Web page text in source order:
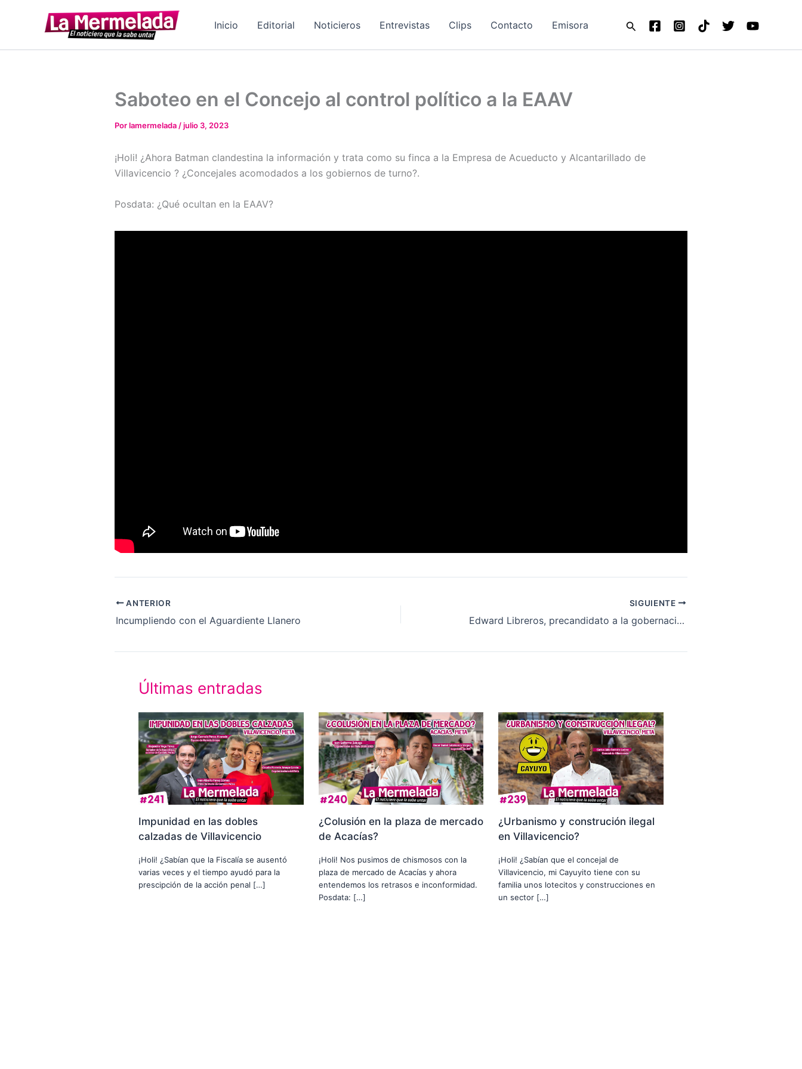
Inicio Editorial Noticieros Entrevistas Clips Contacto Emisora Buscar
Saboteo en el Concejo al control político a la EAAV
Porlamermelada/julio 3, 2023
¡Holi! ¿Ahora Batman clandestina la información y trata como su finca a la Empresa de Acueducto y Alcantarillado de
Villavicencio ? ¿Concejales acomodados a los gobiernos de turno?.
Posdata: ¿Qué ocultan en la EAAV?
ANTERIOR
Incumpliendo con el Aguardiente Llanero
SIGUIENTE
Edward Libreros, precandidato a la gobernación del Meta
Últimas entradas
Impunidad en las dobles
calzadas de Villavicencio
¡Holi! ¿Sabían que la Fiscalía se ausentó
varias veces y el tiempo ayudó para la
prescipción de la acción penal […]
¿Colusión en la plaza de mercado
de Acacías?
¡Holi! Nos pusimos de chismosos con la
plaza de mercado de Acacías y ahora
entendemos los retrasos e inconformidad.
Posdata: […]
¿Urbanismo y construción ilegal
en Villavicencio?
¡Holi! ¿Sabían que el concejal de
Villavicencio, mi Cayuyito tiene con su
familia unos lotecitos y construcciones en
un sector […]